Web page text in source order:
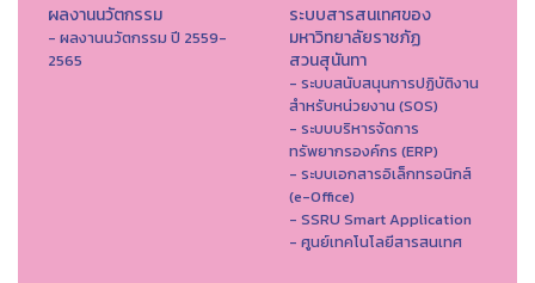
ผลงานนวัตกรรม
- ผลงานนวัตกรรม ปี 2559-
2565
ระบบสารสนเทศของ
มหาวิทยาลัยราชภัฏ
สวนสุนันทา
- ระบบสนับสนุนการปฏิบัติงาน
สำหรับหน่วยงาน (SOS)
- ระบบบริหารจัดการ
ทรัพยากรองค์กร (ERP)
- ระบบเอกสารอิเล็กทรอนิกส์
(e-Office)
- SSRU Smart Application
- ศูนย์เทคโนโลยีสารสนเทศ